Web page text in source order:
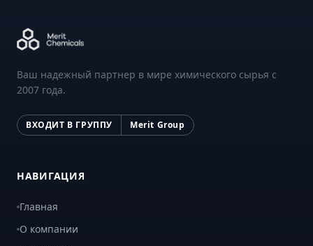
Ваш надежный партнер в мире химического сырья с
2007 года.
ВХОДИТ В ГРУППУ Merit Group
НАВИГАЦИЯ
Главная
О компании